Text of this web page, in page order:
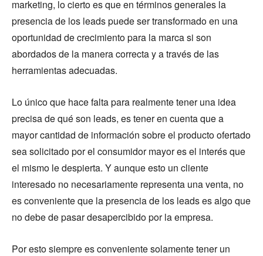
marketing, lo cierto es que en términos generales la
presencia de los leads puede ser transformado en una
oportunidad de crecimiento para la marca si son
abordados de la manera correcta y a través de las
herramientas adecuadas.
Lo único que hace falta para realmente tener una idea
precisa de qué son leads, es tener en cuenta que a
mayor cantidad de información sobre el producto ofertado
sea solicitado por el consumidor mayor es el interés que
el mismo le despierta. Y aunque esto un cliente
interesado no necesariamente representa una venta, no
es conveniente que la presencia de los leads es algo que
no debe de pasar desapercibido por la empresa.
Por esto siempre es conveniente solamente tener un